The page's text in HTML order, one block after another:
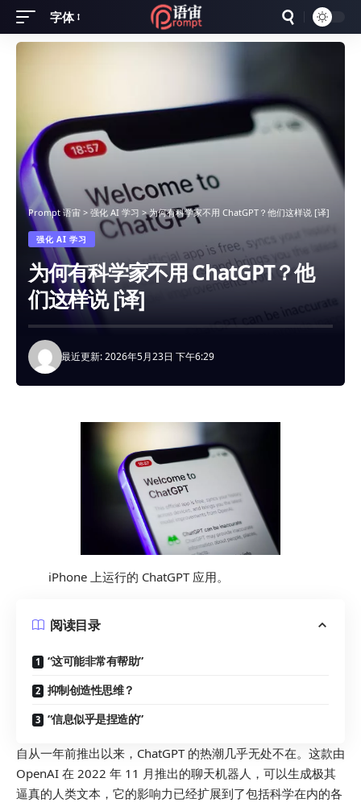
Font
Resizer
字体
Prompt 语宙 > 强化 AI 学习 >为何有科学家不用 ChatGPT？他们这样说 [译]
强化 AI 学习
为何有科学家不用 ChatGPT？他
们这样说 [译]
最近更新: 2026年5月23日 下午6:29
iPhone 上运行的 ChatGPT 应用。
阅读目录
“这可能非常有帮助”
抑制创造性思维？
“信息似乎是捏造的”
自从一年前推出以来，ChatGPT 的热潮几乎无处不在。这款由
OpenAI 在 2022 年 11 月推出的聊天机器人，可以生成极其
逼真的人类文本，它的影响力已经扩展到了包括科学在内的各